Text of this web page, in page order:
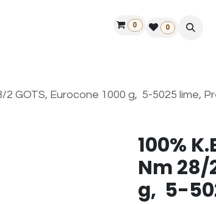
Finde einen Händler
0 0
2 GOTS, Eurocone 1000 g, 5-5025 lime,
100%
Nm 28/
g, 5-